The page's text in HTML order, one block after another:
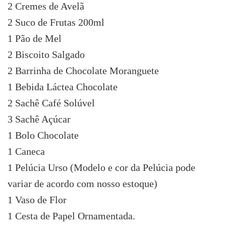
2 Cremes de Avelã
2 Suco de Frutas 200ml
1 Pão de Mel
2 Biscoito Salgado
2 Barrinha de Chocolate Moranguete
1 Bebida Láctea Chocolate
2 Sachê Café Solúvel
3 Sachê Açúcar
1 Bolo Chocolate
1 Caneca
1 Pelúcia Urso (Modelo e cor da Pelúcia pode
variar de acordo com nosso estoque)
1 Vaso de Flor
1 Cesta de Papel Ornamentada.